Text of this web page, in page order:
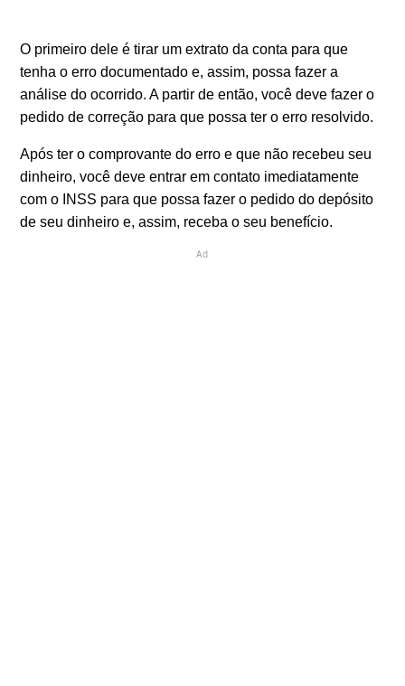
O primeiro dele é tirar um extrato da conta para que
tenha o erro documentado e, assim, possa fazer a
análise do ocorrido. A partir de então, você deve fazer o
pedido de correção para que possa ter o erro resolvido.
Após ter o comprovante do erro e que não recebeu seu
dinheiro, você deve entrar em contato imediatamente
com o INSS para que possa fazer o pedido do depósito
de seu dinheiro e, assim, receba o seu benefício.
Ad